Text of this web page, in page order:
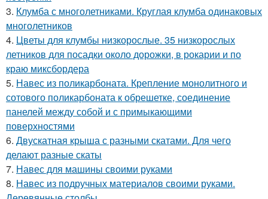
3. Клумба с многолетниками. Круглая клумба одинаковых
многолетников
4. Цветы для клумбы низкорослые. 35 низкорослых
летников для посадки около дорожки, в рокарии и по
краю миксбордера
5. Навес из поликарбоната. Крепление монолитного и
сотового поликарбоната к обрешетке, соединение
панелей между собой и с примыкающими
поверхностями
6. Двускатная крыша с разными скатами. Для чего
делают разные скаты
7. Навес для машины своими руками
8. Навес из подручных материалов своими руками.